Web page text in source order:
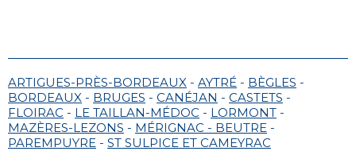
ARTIGUES-PRÈS-BORDEAUX - AYTRÉ - BÈGLES -
BORDEAUX - BRUGES - CANÉJAN - CASTETS -
FLOIRAC - LE TAILLAN-MÉDOC - LORMONT -
MAZÈRES-LEZONS - MÉRIGNAC - BEUTRE -
PAREMPUYRE - ST SULPICE ET CAMEYRAC